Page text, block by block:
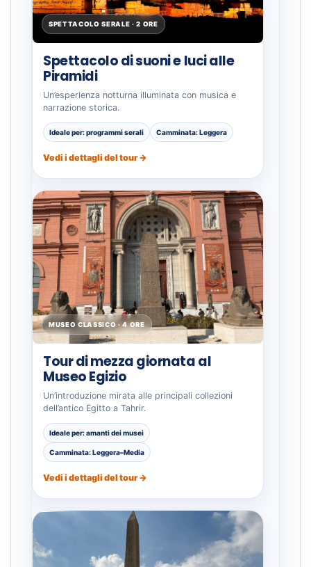
SPETTACOLO SERALE · 2 ORE
Spettacolo di suoni e luci alle
Piramidi
Un’esperienza notturna illuminata con musica e
narrazione storica.
Ideale per: programmi serali Camminata: Leggera
Vedi i dettagli del tour →
MUSEO CLASSICO · 4 ORE
Tour di mezza giornata al
Museo Egizio
Un’introduzione mirata alle principali collezioni
dell’antico Egitto a Tahrir.
Ideale per: amanti dei musei
Camminata: Leggera–Media
Vedi i dettagli del tour →